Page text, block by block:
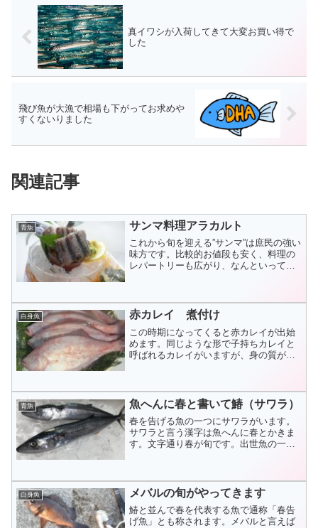
真イワシが入荷してきて大変お買い得で
した
飛び魚が大漁で相場も下がってお求めや
すくないりました
関連記事
青魚 サンマ料理アラカルト
これから旬を迎える”サンマ”は庶民の強い
味方です。比較的お値段も安く、料理の
レパートリーも広がり、なんといっても
ンと乗って来ます...
白身魚 赤カレイ 煮付け
この時期になってくると赤カレイが出始
めます。同じような形で子持ちカレイと
呼ばれるカレイがいますが、身の質が違
し煮付けるととても美...
青魚 魚へんに春と書いて鰆（サワラ）
春を告げる魚の一つにサワラがいます。
サワラと言う漢字は魚へんに春とかきま
す。文字通り春が旬です。出世魚の一種
白身魚 メバルの旬がやってきます
鰆と並んで春を代表する魚で通称「春告
げ魚」とも称されます。メバルと言えば